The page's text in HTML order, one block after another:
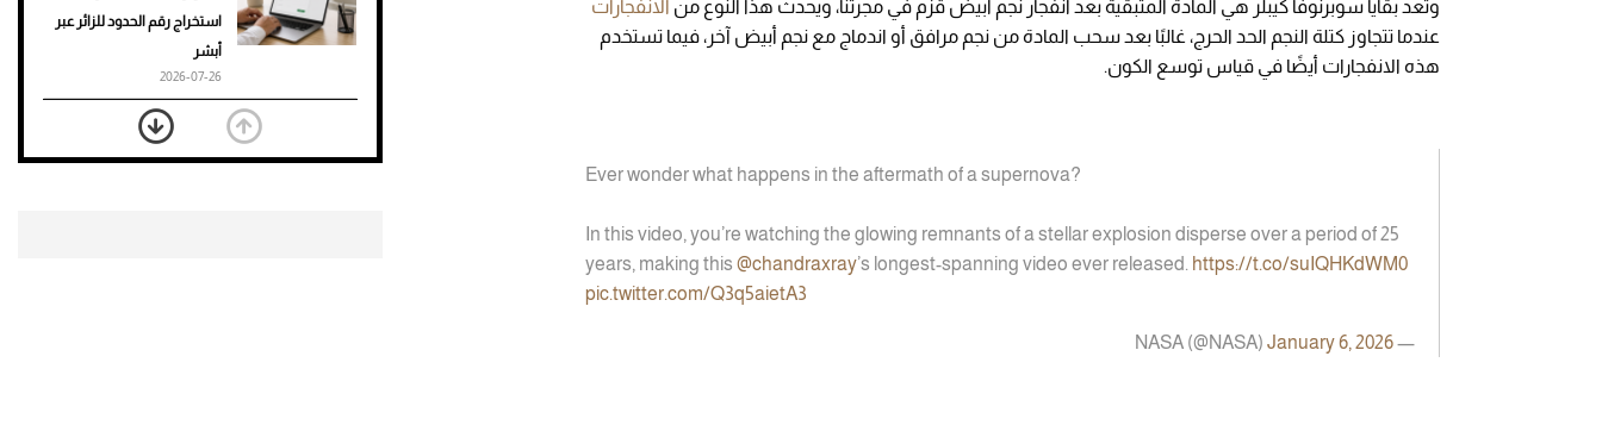
وتعد بقايا سوبرنوفا كيبلر هي المادة المتبقية بعد انفجار نجم أبيض قزم في مجرتنا، ويحدث هذا النوع من الانفجارات
عندما تتجاوز كتلة النجم الحد الحرج، غالبًا بعد سحب المادة من نجم مرافق أو اندماج مع نجم أبيض آخر، فيما تستخدم
هذه الانفجارات أيضًا في قياس توسع الكون.
Ever wonder what happens in the aftermath of a supernova?
In this video, you’re watching the glowing remnants of a stellar explosion disperse over a period of 25
years, making this @chandraxray’s longest-spanning video ever released. https://t.co/suIQHKdWM0
pic.twitter.com/Q3q5aietA3
— NASA (@NASA)
January 6, 2026
استخراج رقم الحدود للزائر عبر
أبشر
2026-07-26
بعد 7 أشهر من تعرضه لحادث
مروع.. جوشوا يفوز على برينغا